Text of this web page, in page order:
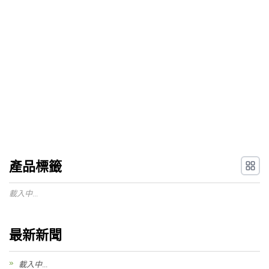
產品標籤
載入中...
最新新聞
載入中...